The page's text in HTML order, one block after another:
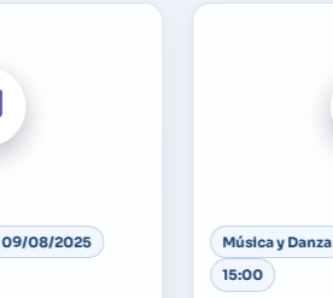
09/08/2025
Música y Danza
15:00